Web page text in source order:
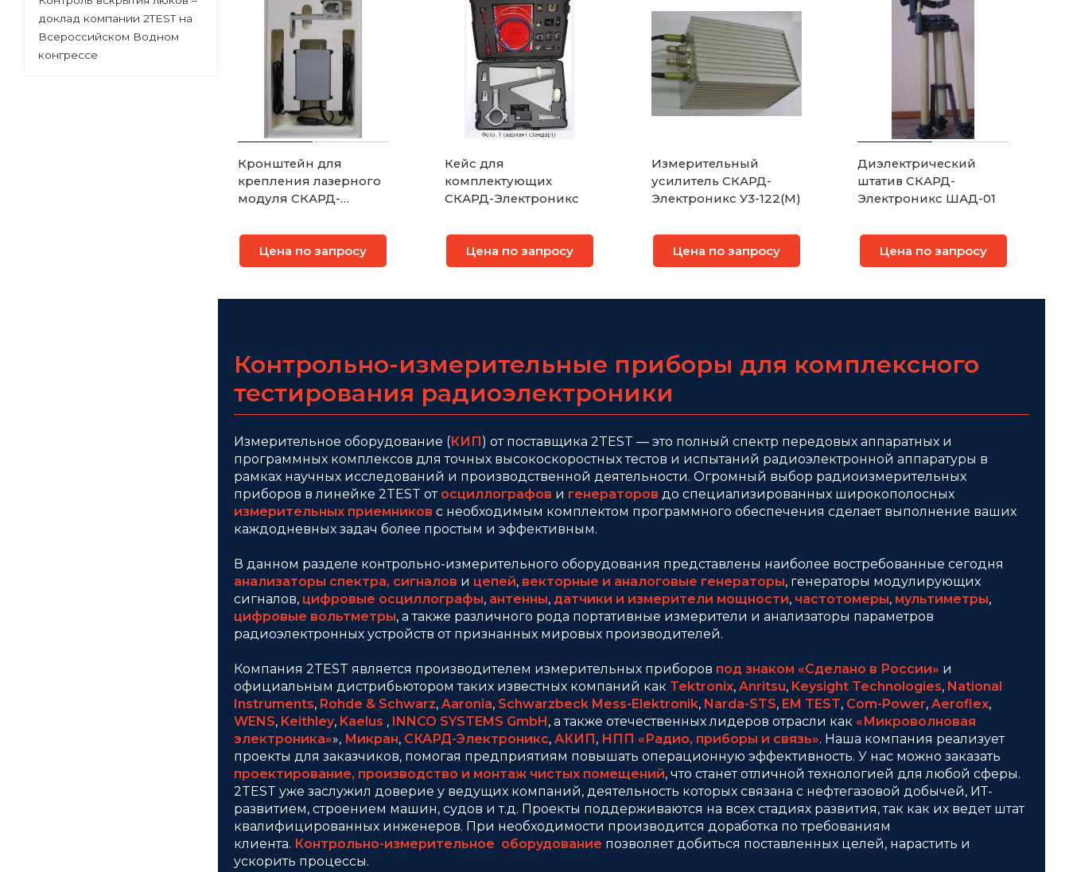
Кронштейн для
крепления лазерного
модуля СКАРД-
Цена по запросу
Кейс для
комплектующих
СКАРД-Электроникс
Цена по запросу
Измерительный
усилитель СКАРД-
Электроникс У3-122(М)
Цена по запросу
Диэлектрический
штатив СКАРД-
Электроникс ШАД-01
Цена по запросу
Контрольно-измерительные приборы для комплексного
тестирования радиоэлектроники
Измерительное оборудование (КИП) от поставщика 2TEST — это полный спектр передовых аппаратных и
программных комплексов для точных высокоскоростных тестов и испытаний радиоэлектронной аппаратуры в
рамках научных исследований и производственной деятельности. Огромный выбор радиоизмерительных
приборов в линейке 2TEST от осциллографов и генераторов до специализированных широкополосных
измерительных приемников с необходимым комплектом программного обеспечения сделает выполнение ваших
каждодневных задач более простым и эффективным.
В данном разделе контрольно-измерительного оборудования представлены наиболее востребованные сегодня
анализаторы спектра, сигналов и цепей, векторные и аналоговые генераторы, генераторы модулирующих
сигналов, цифровые осциллографы, антенны, датчики и измерители мощности, частотомеры, мультиметры,
цифровые вольтметры, а также различного рода портативные измерители и анализаторы параметров
радиоэлектронных устройств от признанных мировых производителей.
Компания 2TEST является производителем измерительных приборов под знаком «Сделано в России» и
официальным дистрибьютором таких известных компаний как Tektronix, Anritsu, Keysight Technologies, National
Instruments, Rohde & Schwarz, Aaronia, Schwarzbeck Mess-Elektronik, Narda-STS, EM TEST, Com-Power, Aeroflex,
WENS, Keithley, Kaelus , INNCO SYSTEMS GmbH, а также отечественных лидеров отрасли как «Микроволновая
электроника»», Микран, СКАРД-Электроникс, АКИП, НПП «Радио, приборы и связь». Наша компания реализует
проекты для заказчиков, помогая предприятиям повышать операционную эффективность. У нас можно заказать
проектирование, производство и монтаж чистых помещений, что станет отличной технологией для любой сферы.
2TEST уже заслужил доверие у ведущих компаний, деятельность которых связана с нефтегазовой добычей, ИТ-
развитием, строением машин, судов и т.д. Проекты поддерживаются на всех стадиях развития, так как их ведет штат
квалифицированных инженеров. При необходимости производится доработка по требованиям
клиента. Контрольно-измерительное оборудование позволяет добиться поставленных целей, нарастить и
ускорить процессы.
доклад компании 2TEST на
Всероссийском Водном
конгрессе